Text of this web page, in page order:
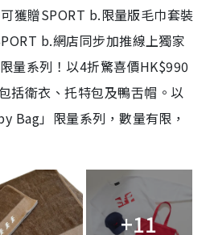
獲贈SPORT b.限量版毛巾套裝
b.網店同步加推線上獨家
量系列！以4折驚喜價HK$990
括衛衣、托特包及鴨舌帽。以
Bag」限量系列，數量有限，
+11